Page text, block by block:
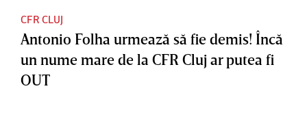
CFR CLUJ
Antonio Folha urmează să fie demis! Încă
un nume mare de la CFR Cluj ar putea fi
OUT